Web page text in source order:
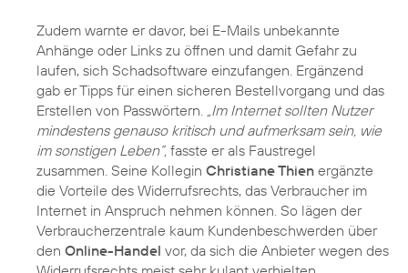
Zudem warnte er davor, bei E-Mails unbekannte
Anhänge oder Links zu öffnen und damit Gefahr zu
laufen, sich Schadsoftware einzufangen. Ergänzend
gab er Tipps für einen sicheren Bestellvorgang und das
Erstellen von Passwörtern.
„Im Internet sollten Nutzer
mindestens genauso kritisch und aufmerksam sein, wie
im sonstigen Leben“, fasste er als Faustregel
zusammen. Seine Kollegin Christiane Thien ergänzte
die Vorteile des Widerrufsrechts, das Verbraucher im
Internet in Anspruch nehmen können. So lägen der
Verbraucherzentrale kaum Kundenbeschwerden über
den Online-Handel vor, da sich die Anbieter wegen des